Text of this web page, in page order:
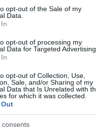
opt-out of the Sale of my
Data.
opt-out of processing my
Data for Targeted Advertising.
opt-out of Collection, Use,
Sale, and/or Sharing of my
Data that Is Unrelated with
for which it was collected.
consents
"A valós
Trump: Milyen járvány?